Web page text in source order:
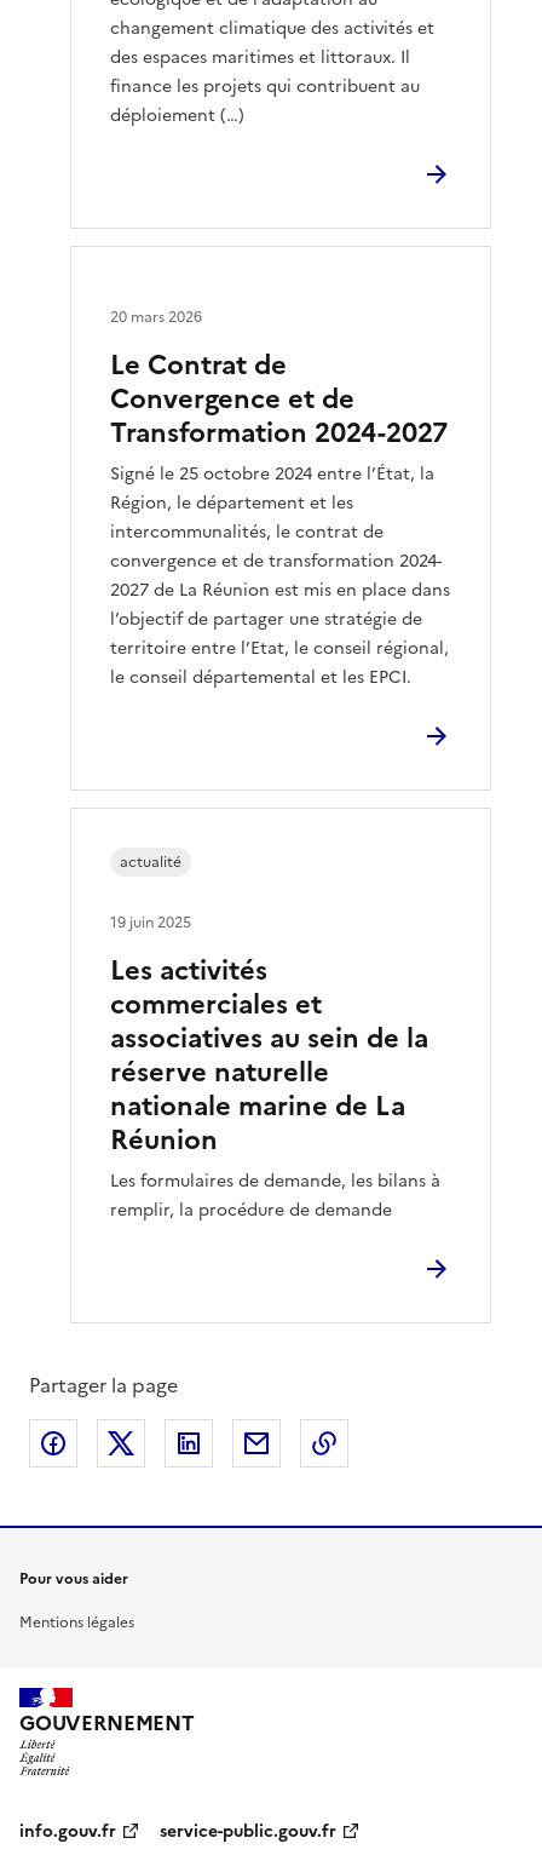
changement climatique des activités et
des espaces maritimes et littoraux. Il
finance les projets qui contribuent au
déploiement (…)
Le Contrat de
Convergence et de
Transformation 2024-2027
Signé le 25 octobre 2024 entre l’État, la
Région, le département et les
intercommunalités, le contrat de
convergence et de transformation 2024-
2027 de La Réunion est mis en place dans
l’objectif de partager une stratégie de
territoire entre l’Etat, le conseil régional,
le conseil départemental et les EPCI.
20 mars 2026
Les activités
commerciales et
associatives au sein de la
réserve naturelle
nationale marine de La
Réunion
Les formulaires de demande, les bilans à
remplir, la procédure de demande
actualité
19 juin 2025
Partager la page
Partager sur Facebook
Partager sur XPartager sur LinkedIn
Partager par email
Pour vous aider
Mentions légales
GOUVERNEMENT
info.gouv.fr service-public.gouv.fr